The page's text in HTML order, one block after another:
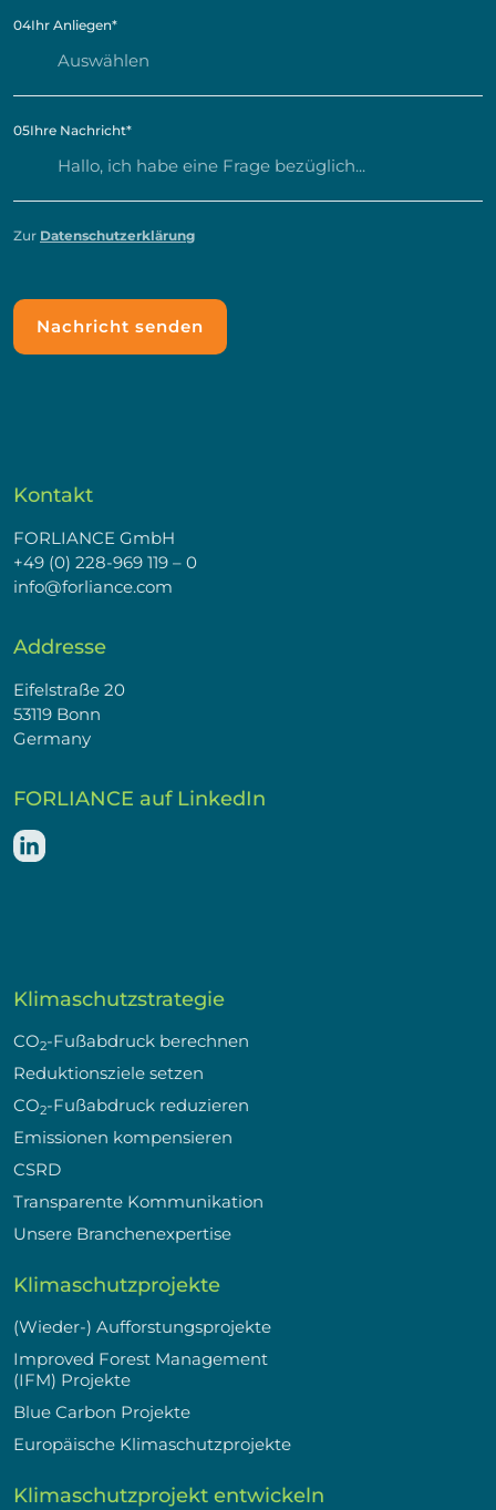
04Ihr Anliegen*
05Ihre Nachricht*
Zur Datenschutzerklärung
Kontakt
FORLIANCE GmbH
+49 (0) 228-969 119 – 0
info@forliance.com
Addresse
Eifelstraße 20
53119 Bonn
Germany
FORLIANCE auf LinkedIn
Klimaschutzstrategie
CO2-Fußabdruck berechnen
Reduktionsziele setzen
CO2-Fußabdruck reduzieren
Emissionen kompensieren
CSRD
Transparente Kommunikation
Unsere Branchenexpertise
Klimaschutzprojekte
(Wieder-) Aufforstungsprojekte
Improved Forest Management
(IFM) Projekte
Blue Carbon Projekte
Europäische Klimaschutzprojekte
Klimaschutzprojekt entwickeln